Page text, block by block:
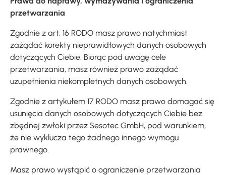
przetwarzania
Zgodnie z art. 16 RODO masz prawo natychmiast
zażądać korekty nieprawidłowych danych osobowych
dotyczących Ciebie. Biorąc pod uwagę cele
przetwarzania, masz również prawo zażądać
uzupełnienia niekompletnych danych osobowych.
Zgodnie z artykułem 17 RODO masz prawo domagać się
usunięcia danych osobowych dotyczących Ciebie bez
zbędnej zwłoki przez Sesotec GmbH, pod warunkiem,
że nie wyklucza tego żadnego innego wymogu
prawnego.
Masz prawo wystąpić o ograniczenie przetwarzania